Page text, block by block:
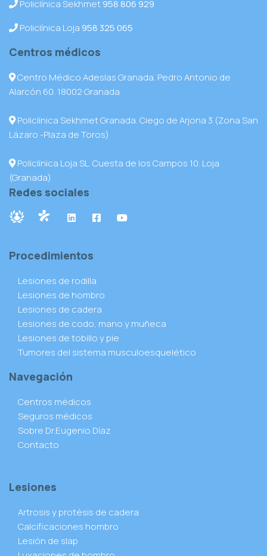
Policlínica Sekhmet958 806 929
Policlínica Loja 958 325 065
Centros médicos
Centro Médico Adeslas Granada. Pedro Antonio de
Alarcón 60. 18002 Granada
Policlínica Sekhmet Granada. Ciego de Arjona 3 (Zona San
Lázaro -Plaza de Toros)
Policlínica Loja SL. Cuesta de los Campos 10. Loja
(Granada)
Redes sociales
Procedimientos
Lesiones de rodilla
Lesiones de hombro
Lesiones de cadera
Lesiones de codo, mano y muñeca
Lesiones de tobillo y pie
Tumores del sistema musculoesquelético
Navegación
Centros médicos
Seguros médicos
Sobre Dr.Eugenio Díaz
Contacto
Lesiones
Artrosis y protésis de cadera
Calcificaciones hombro
Lesión de slap